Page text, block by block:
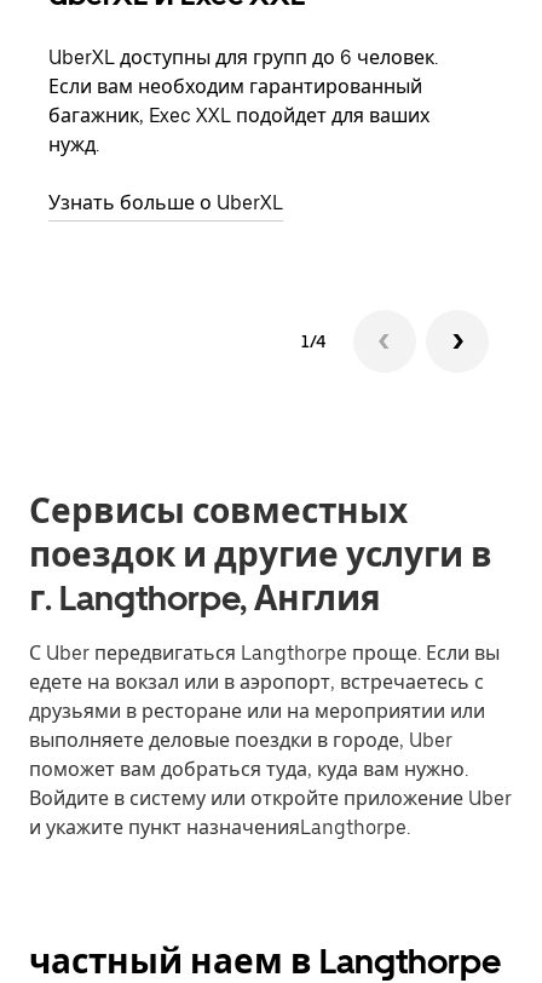
UberXL доступны для групп до 6 человек.
Если вам необходим гарантированный
багажник, Exec XXL подойдет для ваших
нужд.
Узнать больше о UberXL
1/4
Сервисы совместных
поездок и другие услуги в
г. Langthorpe, Англия
С Uber передвигаться Langthorpe проще. Если вы
едете на вокзал или в аэропорт, встречаетесь с
друзьями в ресторане или на мероприятии или
выполняете деловые поездки в городе, Uber
поможет вам добраться туда, куда вам нужно.
Войдите в систему или откройте приложение Uber
и укажите пункт назначенияLangthorpe.
частный наем в Langthorpe